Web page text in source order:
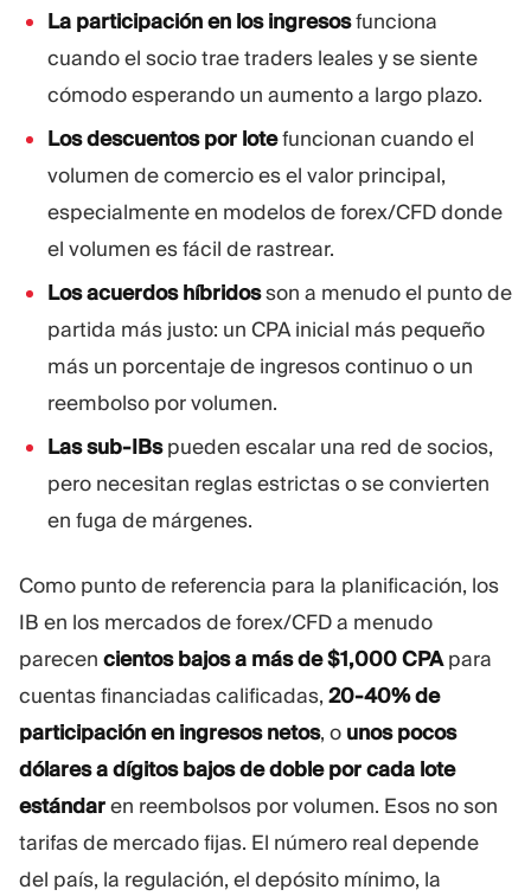
La participación en los ingresosfunciona
cuando el socio trae traders leales y se siente
cómodo esperando un aumento a largo plazo.
Los descuentos por lotefuncionan cuando el
volumen de comercio es el valor principal,
especialmente en modelos de forex/CFD donde
el volumen es fácil de rastrear.
Los acuerdos híbridosson a menudo el punto de
partida más justo: un CPA inicial más pequeño
más un porcentaje de ingresos continuo o un
reembolso por volumen.
Las sub-IBspueden escalar una red de socios,
pero necesitan reglas estrictas o se convierten
en fuga de márgenes.
Como punto de referencia para la planificación, los
IB en los mercados de forex/CFD a menudo
parecen cientos bajos a más de $1,000 CPApara
cuentas financiadas calificadas, 20-40% de
participación en ingresos netos, o unos pocos
dólares a dígitos bajos de doble por cada lote
estándaren reembolsos por volumen. Esos no son
tarifas de mercado fijas. El número real depende
del país, la regulación, el depósito mínimo, la